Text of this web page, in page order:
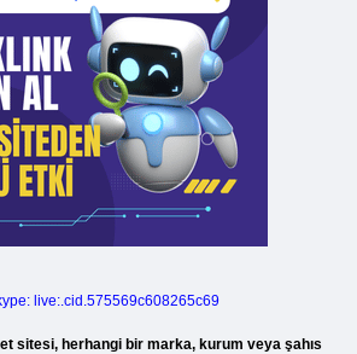
live:.cid.575569c608265c69
sitesi, herhangi bir marka, kurum veya şahıs